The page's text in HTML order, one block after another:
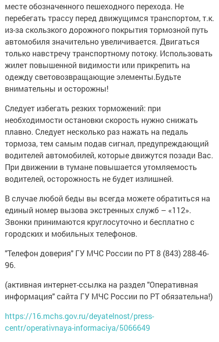
месте обозначенного пешеходного перехода. Не
перебегать трассу перед движущимся транспортом, т.к.
из-за скользкого дорожного покрытия тормозной путь
автомобиля значительно увеличивается. Двигаться
только навстречу транспортному потоку. Использовать
жилет повышенной видимости или прикрепить на
одежду световозвращающие элементы.Будьте
внимательны и осторожны!
Следует избегать резких торможений: при
необходимости остановки скорость нужно снижать
плавно. Следует несколько раз нажать на педаль
тормоза, тем самым подав сигнал, предупреждающий
водителей автомобилей, которые движутся позади Вас.
При движении в тумане повышается утомляемость
водителей, осторожность не будет излишней.
В случае любой беды вы всегда можете обратиться на
единый номер вызова экстренных служб – «112».
Звонки принимаются круглосуточно и бесплатно с
городских и мобильных телефонов.
"Телефон доверия" ГУ МЧС России по РТ 8 (843) 288-46-
96.
(активная интернет-ссылка на раздел "Оперативная
информация" сайта ГУ МЧС России по РТ обязательна!)
https://16.mchs.gov.ru/deyatelnost/press-
centr/operativnaya-informaciya/5066649